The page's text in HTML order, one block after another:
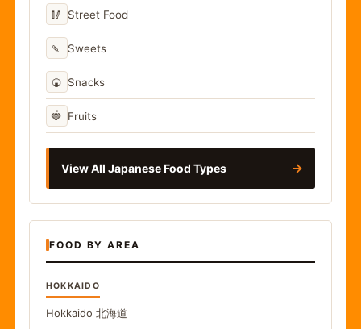
🥢 Street Food
🍡 Sweets
🍘 Snacks
🍓 Fruits
View All Japanese Food Types →
FOOD BY AREA
HOKKAIDO
Hokkaido 北海道